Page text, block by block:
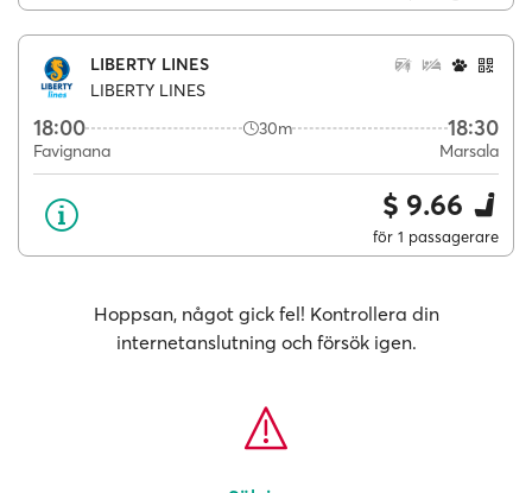
LIBERTY LINES
LIBERTY LINES
18:00 30m 18:30
Favignana Marsala
$ 9.66
för 1 passagerare
Hoppsan, något gick fel! Kontrollera din
internetanslutning och försök igen.